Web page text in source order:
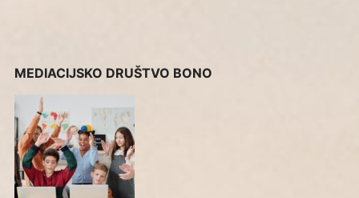
MEDIACIJSKO DRUŠTVO BONO